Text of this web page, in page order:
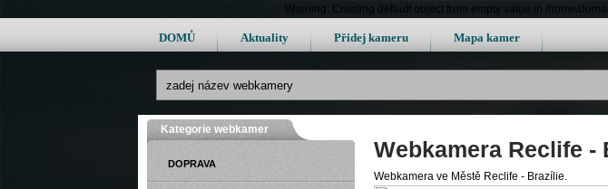
Warning: Creating default object from empty value in /home/
DOMŮ Aktuality Přidej kameru Mapa kamer
Webkamera Reclife -
Webkamera ve Městě Reclife - Brazílie.
Kategorie webkamer
DOPRAVA